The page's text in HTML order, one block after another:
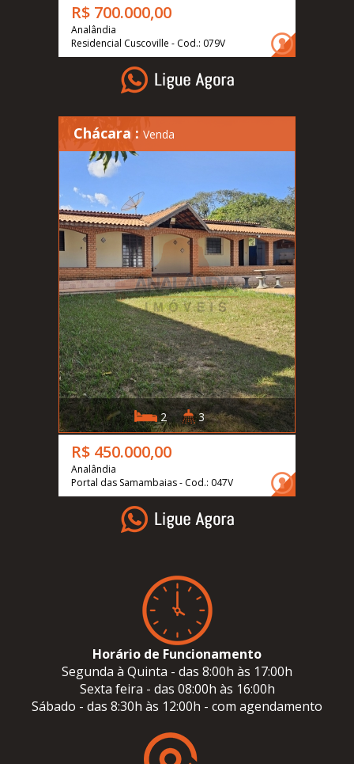
R$ 700.000,00
Analândia
Residencial Cuscoville - Cod.: 079V
Chácara : Venda
2 3
R$ 450.000,00
Analândia
Portal das Samambaias - Cod.: 047V
Horário de Funcionamento
Segunda à Quinta - das 8:00h às 17:00h
Sexta feira - das 08:00h às 16:00h
Sábado - das 8:30h às 12:00h - com agendamento